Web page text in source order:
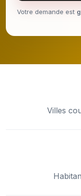
Votre demande est
Villes